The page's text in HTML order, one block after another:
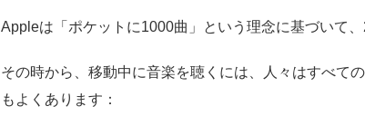
Appleは「ポケットに1000曲」という理念に基づいて
その時から、移動中に音楽を聴くには、人々はすべて
もよくあります：